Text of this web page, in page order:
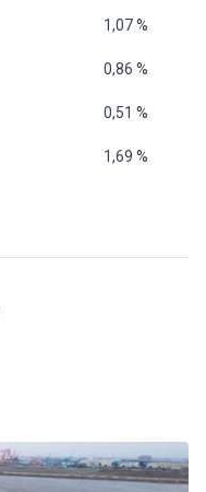
1,07 %
0,86 %
0,51 %
1,69 %